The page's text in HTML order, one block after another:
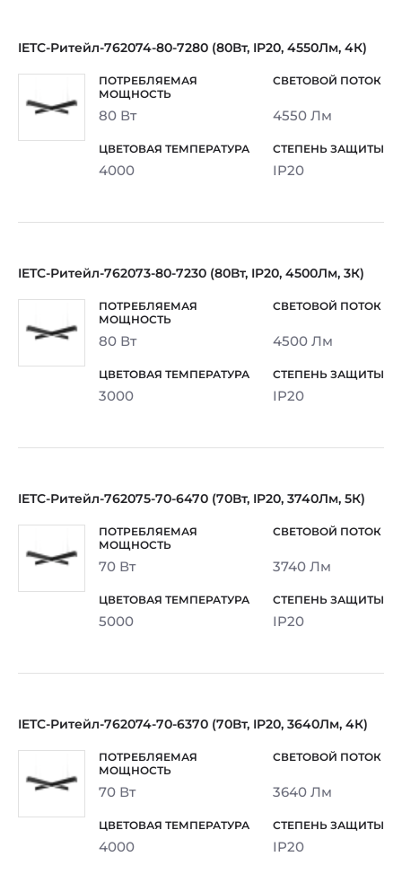
IETC-Ритейл-762074-80-7280 (80Вт, IP20, 4550Лм, 4К)
80 Вт 4550 Лм
4000 IP20
IETC-Ритейл-762073-80-7230 (80Вт, IP20, 4500Лм, 3К)
80 Вт 4500 Лм
3000 IP20
IETC-Ритейл-762075-70-6470 (70Вт, IP20, 3740Лм, 5К)
70 Вт 3740 Лм
5000 IP20
IETC-Ритейл-762074-70-6370 (70Вт, IP20, 3640Лм, 4К)
70 Вт 3640 Лм
4000 IP20